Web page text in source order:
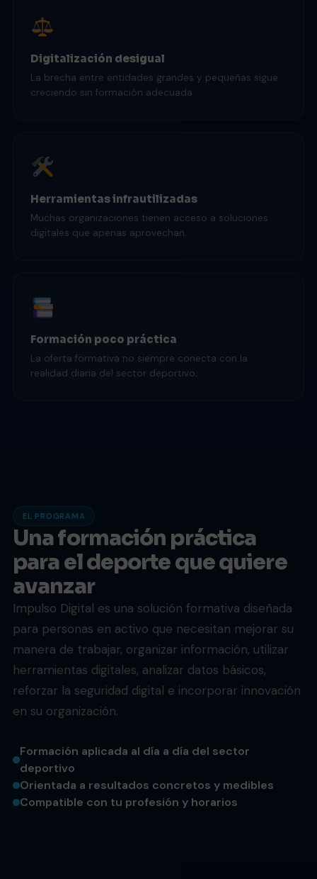
Digitalización desigual
La brecha entre entidades grandes y pequeñas sigue
creciendo sin formación adecuada.
Herramientas infrautilizadas
Muchas organizaciones tienen acceso a soluciones
digitales que apenas aprovechan.
Formación poco práctica
La oferta formativa no siempre conecta con la
realidad diaria del sector deportivo.
EL PROGRAMA
Una formación práctica
para el deporte que quiere
avanzar
Impulso Digital es una solución formativa diseñada
para personas en activo que necesitan mejorar su
manera de trabajar, organizar información, utilizar
herramientas digitales, analizar datos básicos,
reforzar la seguridad digital e incorporar innovación
en su organización.
Formación aplicada al día a día del sector
deportivo
Orientada a resultados concretos y medibles
Compatible con tu profesión y horarios